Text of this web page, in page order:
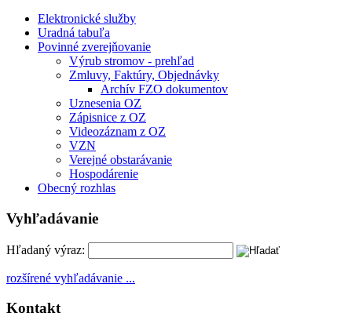
Elektronické služby
Uradná tabuľa
Povinné zverejňovanie
Výrub stromov - prehľad
Zmluvy, Faktúry, Objednávky
Archív FZO dokumentov
Uznesenia OZ
Zápisnice z OZ
Videozáznam z OZ
VZN
Verejné obstarávanie
Hospodárenie
Obecný rozhlas
Vyhľadávanie
Hľadaný výraz:
rozšírené vyhľadávanie ...
Kontakt